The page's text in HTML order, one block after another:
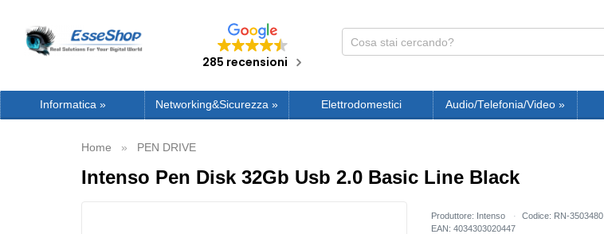
285 recensioni
Informatica» Networking&Sicurezza » Elettrodomestici Audio/Telefonia/Video »
Home PEN DRIVE
Intenso Pen Disk 32Gb Usb 2.0 Basic Line Black
Produttore: Intenso Codice: RN-3503480
EAN: 4034303020447